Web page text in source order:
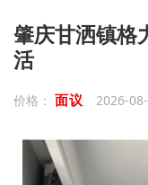
肇庆甘洒镇格
活
价格： 面议 2026-